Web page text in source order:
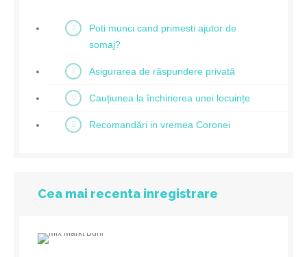
Poti munci cand primesti ajutor de
somaj?
Asigurarea de răspundere privată
Cauțiunea la închirierea unei locuințe
Recomandări in vremea Coronei
Cea mai recenta inregistrare